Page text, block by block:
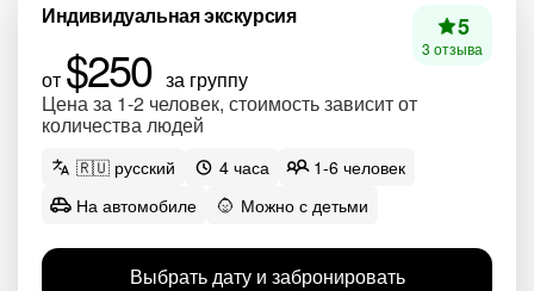
Индивидуальная экскурсия
от $250 за группу
Цена за 1-2 человек, стоимость зависит от
количества людей
5
3 отзыва
🇷🇺 русский 4 часа
1-6 человек
На автомобиле
Можно с детьми
Выбрать дату и забронировать